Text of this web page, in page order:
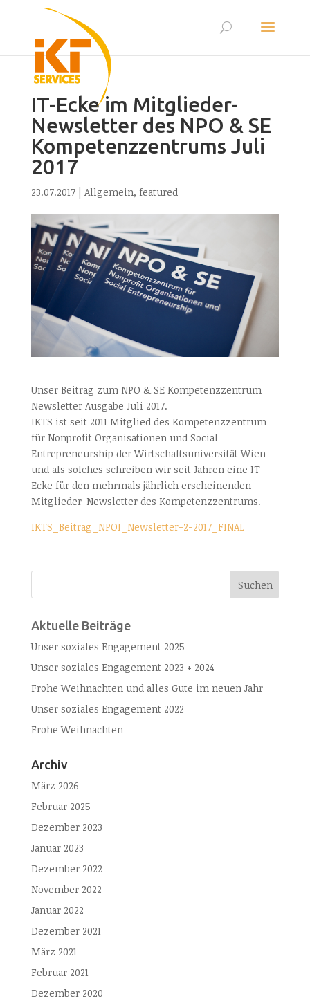
IT-Ecke im Mitglieder-
Newsletter des NPO & SE
Kompetenzzentrums Juli
2017
23.07.2017| Allgemein, featured
Unser Beitrag zum NPO & SE Kompetenzzentrum
Newsletter Ausgabe Juli 2017.
IKTS ist seit 2011 Mitglied des Kompetenzzentrum
für Nonprofit Organisationen und Social
Entrepreneurship der Wirtschaftsuniversität Wien
und als solches schreiben wir seit Jahren eine IT-
Ecke für den mehrmals jährlich erscheinenden
Mitglieder-Newsletter des Kompetenzzentrums.
IKTS_Beitrag_NPOI_Newsletter-2-2017_FINAL
Aktuelle Beiträge
Unser soziales Engagement 2025
Unser soziales Engagement 2023 + 2024
Frohe Weihnachten und alles Gute im neuen Jahr
Unser soziales Engagement 2022
Frohe Weihnachten
Archiv
März 2026
Februar 2025
Dezember 2023
Januar 2023
Dezember 2022
November 2022
Januar 2022
Dezember 2021
März 2021
Februar 2021
Dezember 2020